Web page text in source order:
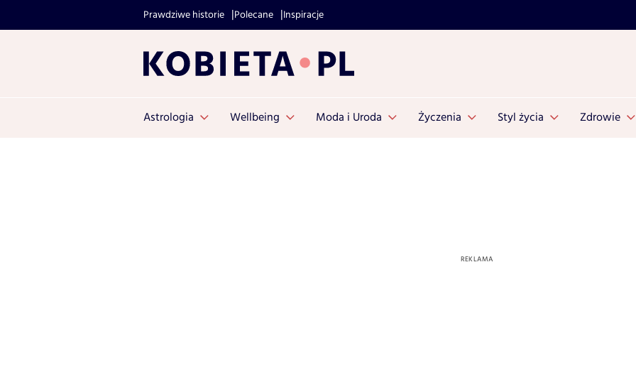
Prawdziwe historie Polecane Inspiracje
Astrologia Wellbeing Moda i Uroda Życzenia Styl życia Zdrowie